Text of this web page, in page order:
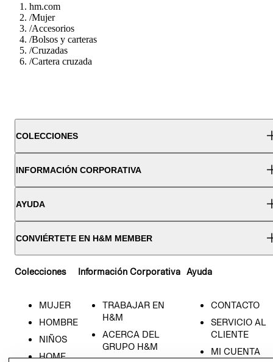
hm.com
/Mujer
/Accesorios
/Bolsos y carteras
/Cruzadas
/Cartera cruzada
COLECCIONES
INFORMACIÓN CORPORATIVA
AYUDA
CONVIÉRTETE EN H&M MEMBER
Colecciones
MUJER
HOMBRE
NIÑOS
HOME
Información Corporativa
TRABAJAR EN
H&M
ACERCA DEL
GRUPO H&M
Ayuda
CONTACTO
SERVICIO AL
CLIENTE
MI CUENTA